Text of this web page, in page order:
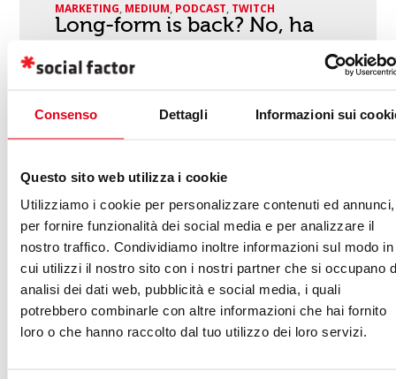
Consenso Dettagli Informazioni sui
Questo sito web utilizza i cookie
Utilizziamo i cookie per personalizzare contenuti ed annunci,
per fornire funzionalità dei social media e per analizzare il
nostro traffico. Condividiamo inoltre informazioni sul modo in
cui utilizzi il nostro sito con i nostri partner che si occupano
analisi dei dati web, pubblicità e social media, i quali
potrebbero combinarle con altre informazioni che hai fornito
loro o che hanno raccolto dal tuo utilizzo dei loro servizi.
MARKETING, MEDIUM, PODCAST, TWITCH
Long-form is back? No, ha
Stanco di seguire il gregge del "Less is more”,
di chi scrive che Internet ti rende stupido o